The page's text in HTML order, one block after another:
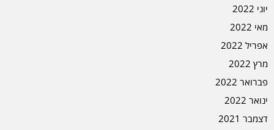
יוני 2022
מאי 2022
אפריל 2022
מרץ 2022
פברואר 2022
ינואר 2022
דצמבר 2021